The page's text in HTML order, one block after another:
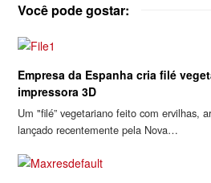
Você pode gostar:
Empresa da Espanha cria filé
impressora 3D
Um "filé” vegetariano feito com ervilhas,
lançado recentemente pela Nova…